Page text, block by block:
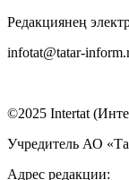
Редакциянең
infotat@tatar-
©2025 Intertat
Учредитель АО
Адрес редакции: